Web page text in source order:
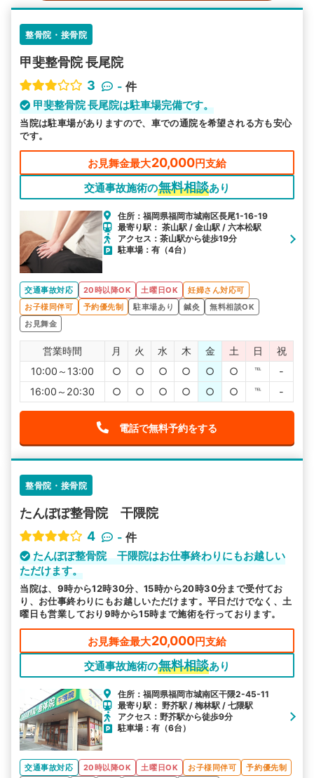
整骨院・接骨院
甲斐整骨院 長尾院
3
- 件
甲斐整骨院 長尾院は駐車場完備です。
当院は駐車場がありますので、車での通院を希望される方も安心
です。
お見舞金最大20,000円支給
交通事故施術の無料相談あり
住所：福岡県福岡市城南区長尾1-16-19
最寄り駅： 茶山駅 / 金山駅 / 六本松駅
アクセス：茶山駅から徒歩19分
駐車場：有（4台）
交通事故対応 20時以降OK 土曜日OK
妊婦さん対応可
お子様同伴可
予約優先制 駐車場あり 鍼灸
無料相談OK
お見舞金
営業時間 月 火 水 木 金 土 日
祝
10:00～13:00
○ ○ ○ ○ ○ ○ ℡
-
16:00～20:30
○ ○ ○ ○ ○ ○ ℡ -
電話で無料予約をする
整骨院・接骨院
たんぽぽ整骨院 干隈院
4
- 件
たんぽぽ整骨院 干隈院はお仕事終わりにもお越しい
ただけます。
当院は、9時から12時30分、15時から20時30分まで受付てお
り、お仕事終わりにもお越しいただけます。平日だけでなく、土
曜日も営業しており9時から15時まで施術を行っております。
お見舞金最大20,000円支給
交通事故施術の無料相談あり
住所：福岡県福岡市城南区干隈2-45-11
最寄り駅： 野芥駅 / 梅林駅 / 七隈駅
アクセス：野芥駅から徒歩9分
駐車場：有（6台）
交通事故対応 20時以降OK 土曜日OK お子様同伴可
予約優先制